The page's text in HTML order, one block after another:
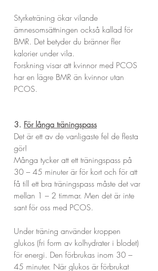
Styrketräning ökar vilande
ämnesomsättningen också kallad för
BMR. Det betyder du bränner fler
kalorier under vila.
Forskning visar att kvinnor med PCOS
har en lägre BMR än kvinnor utan
PCOS.
3. För långa träningspass
Det är ett av de vanligaste fel de flesta
gör!
Många tycker att ett träningspass på
30 – 45 minuter är för kort och för att
få till ett bra träningspass måste det var
mellan 1 – 2 timmar. Men det är inte
sant för oss med PCOS.
Under träning använder kroppen
glukos (fri form av kolhydrater i blodet)
för energi. Den förbrukas inom 30 –
45 minuter. När glukos är förbrukat